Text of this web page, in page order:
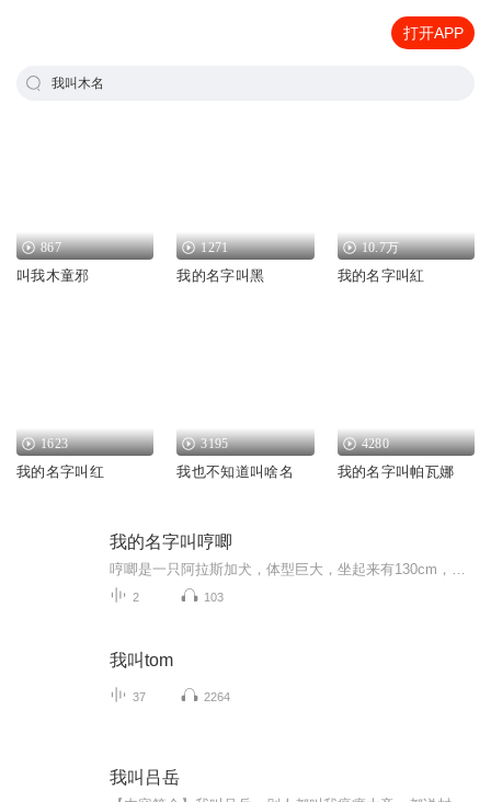
打开APP
我叫木名
867
叫我木童邪
1271
我的名字叫黑
10.7万
我的名字叫紅
1623
我的名字叫红
3195
我也不知道叫啥名
4280
我的名字叫帕瓦娜
我的名字叫哼唧
2 103
我叫tom
37 2264
我叫吕岳